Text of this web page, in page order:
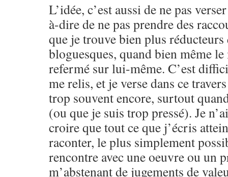
L’idée, c’est aussi de ne pas
à-dire de ne pas prendre des
que je trouve bien plus réducteurs
bloguesques, quand bien même
refermé sur lui-même. C’est
me relis, et je verse dans ce
trop souvent encore, surtout
(ou que je suis trop pressé). Je
croire que tout ce que j’écris
raconter, le plus simplement
rencontre avec une oeuvre ou un
m’abstenant de jugements de